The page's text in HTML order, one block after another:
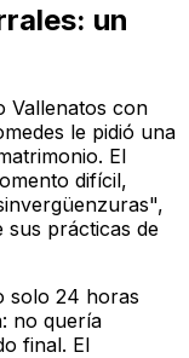
un
Vallenatos con
le pidió una
El
difícil,
sus prácticas de
solo 24 horas
no quería
final. El